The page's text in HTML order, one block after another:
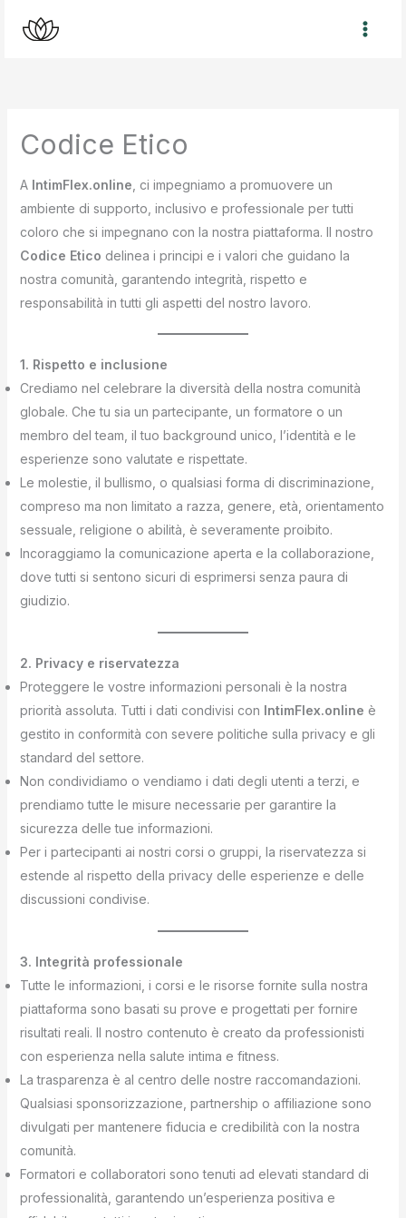
Codice Etico
A IntimFlex.online , ci impegniamo a promuovere un
ambiente di supporto, inclusivo e professionale per tutti
coloro che si impegnano con la nostra piattaforma. Il nostro
Codice Etico delinea i principi e i valori che guidano la
nostra comunità, garantendo integrità, rispetto e
responsabilità in tutti gli aspetti del nostro lavoro.
1. Rispetto e inclusione
Crediamo nel celebrare la diversità della nostra comunità
globale. Che tu sia un partecipante, un formatore o un
membro del team, il tuo background unico, l’identità e le
esperienze sono valutate e rispettate.
Le molestie, il bullismo, o qualsiasi forma di discriminazione,
compreso ma non limitato a razza, genere, età, orientamento
sessuale, religione o abilità, è severamente proibito.
Incoraggiamo la comunicazione aperta e la collaborazione,
dove tutti si sentono sicuri di esprimersi senza paura di
giudizio.
2. Privacy e riservatezza
Proteggere le vostre informazioni personali è la nostra
priorità assoluta. Tutti i dati condivisi con IntimFlex.online è
gestito in conformità con severe politiche sulla privacy e gli
standard del settore.
Non condividiamo o vendiamo i dati degli utenti a terzi, e
prendiamo tutte le misure necessarie per garantire la
sicurezza delle tue informazioni.
Per i partecipanti ai nostri corsi o gruppi, la riservatezza si
estende al rispetto della privacy delle esperienze e delle
discussioni condivise.
3. Integrità professionale
Tutte le informazioni, i corsi e le risorse fornite sulla nostra
piattaforma sono basati su prove e progettati per fornire
risultati reali. Il nostro contenuto è creato da professionisti
con esperienza nella salute intima e fitness.
La trasparenza è al centro delle nostre raccomandazioni.
Qualsiasi sponsorizzazione, partnership o affiliazione sono
divulgati per mantenere fiducia e credibilità con la nostra
comunità.
Formatori e collaboratori sono tenuti ad elevati standard di
professionalità, garantendo un’esperienza positiva e